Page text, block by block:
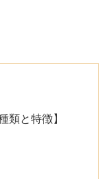
類と特徴】